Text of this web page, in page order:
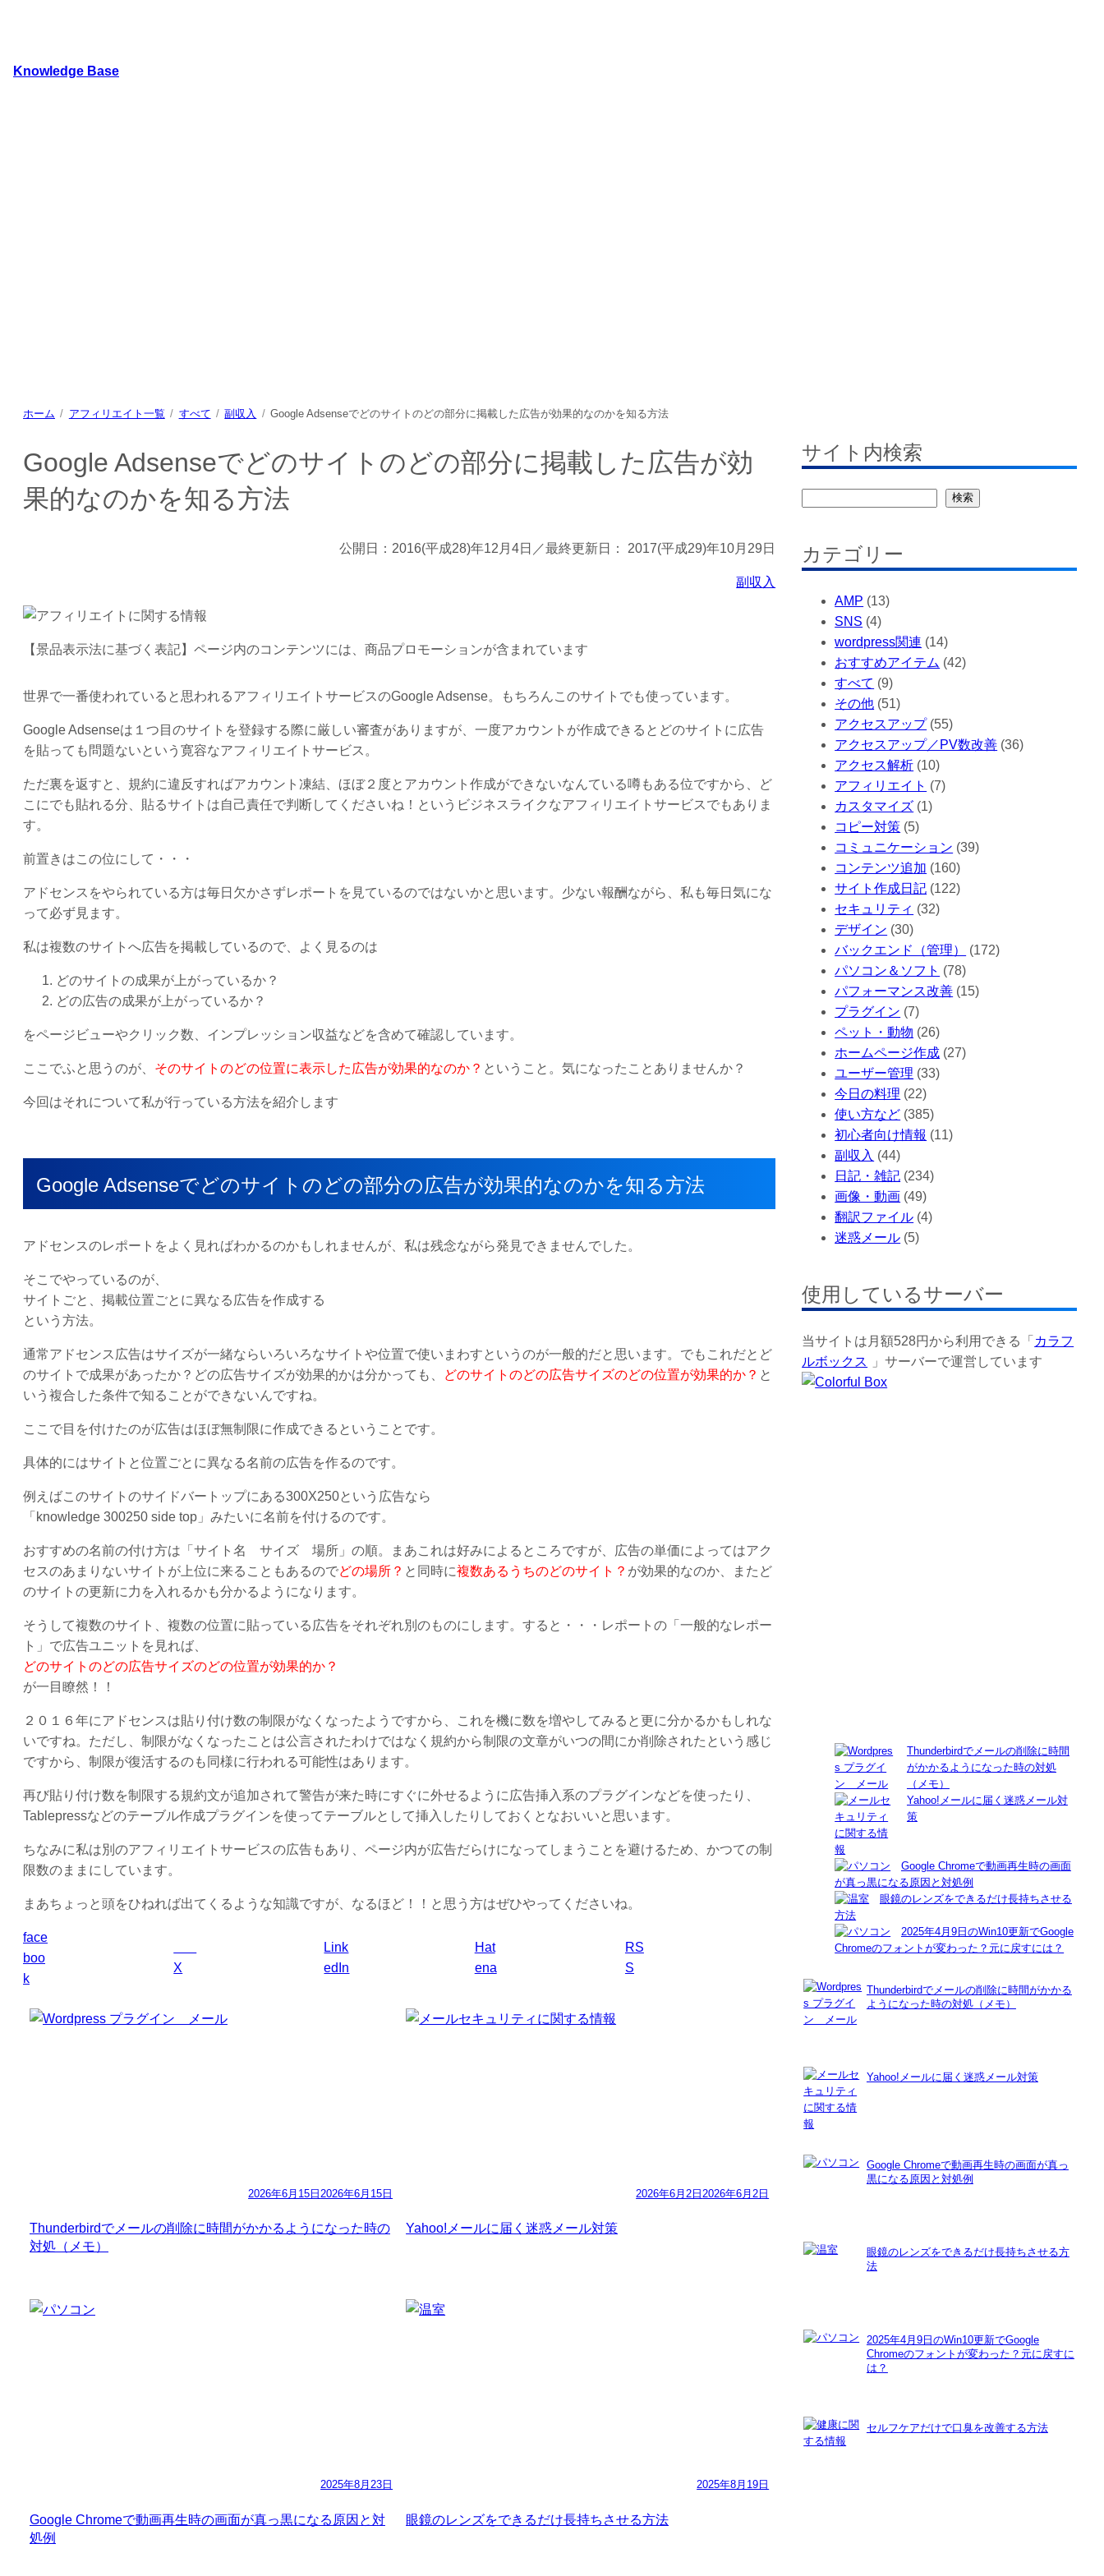
スKnowledge Base
ホーム アフィリエイト一覧 すべて 副収入 Google Adsenseでどのサイトのどの部分に掲載した広告が効果的なのかを知る方法
Google Adsenseでどのサイトのどの部分に掲載した広告が効
果的なのかを知る方法
公開日： 2016(平成28)年12月4日 ／最終更新日： 2017(平成29)年10月29日
副収入
【景品表示法に基づく表記】ページ内のコンテンツには、商品プロモーションが含まれています
世界で一番使われていると思われるアフィリエイトサービスのGoogle Adsense。もちろんこのサイトでも使っています。
Google Adsenseは１つ目のサイトを登録する際に厳しい審査がありますが、一度アカウントが作成できるとどのサイトに広告
を貼っても問題ないという寛容なアフィリエイトサービス。
ただ裏を返すと、規約に違反すればアカウント凍結、ほぼ２度とアカウント作成ができないなんている噂もある位ですから、ど
こにでも貼れる分、貼るサイトは自己責任で判断してくださいね！というビジネスライクなアフィリエイトサービスでもありま
す。
前置きはこの位にして・・・
アドセンスをやられている方は毎日欠かさずレポートを見ているのではないかと思います。少ない報酬ながら、私も毎日気にな
って必ず見ます。
私は複数のサイトへ広告を掲載しているので、よく見るのは
どのサイトの成果が上がっているか？
どの広告の成果が上がっているか？
をページビューやクリック数、インプレッション収益などを含めて確認しています。
ここでふと思うのが、 そのサイトのどの位置に表示した広告が効果的なのか？ ということ。気になったことありませんか？
今回はそれについて私が行っている方法を紹介します
Google Adsenseでどのサイトのどの部分の広告が効果的なのかを知る方法
アドセンスのレポートをよく見ればわかるのかもしれませんが、私は残念ながら発見できませんでした。
そこでやっているのが、
サイトごと、掲載位置ごとに異なる広告を作成する
という方法。
通常アドセンス広告はサイズが一緒ならいろいろなサイトや位置で使いまわすというのが一般的だと思います。でもこれだとど
のサイトで成果があったか？どの広告サイズが効果的かは分かっても、
どのサイトのどの広告サイズのどの位置が効果的か？ と
いう複合した条件で知ることができないんですね。
ここで目を付けたのが広告はほぼ無制限に作成できるということです。
具体的にはサイトと位置ごとに異なる名前の広告を作るのです。
例えばこのサイトのサイドバートップにある300X250という広告なら
「knowledge 300250 side top」みたいに名前を付けるのです。
おすすめの名前の付け方は「サイト名 サイズ 場所」の順。まあこれは好みによるところですが、広告の単価によってはアク
セスのあまりないサイトが上位に来ることもあるのでどの場所？ と同時に複数あるうちのどのサイト？ が効果的なのか、またど
のサイトの更新に力を入れるかも分かるようになります。
そうして複数のサイト、複数の位置に貼っている広告をそれぞれ別のものにします。すると・・・レポートの「一般的なレポー
ト」で広告ユニットを見れば、
どのサイトのどの広告サイズのどの位置が効果的か？
が一目瞭然！！
２０１６年にアドセンスは貼り付け数の制限がなくなったようですから、これを機に数を増やしてみると更に分かるかもしれな
いですね。ただし、制限がなくなったことは公言されたわけではなく規約から制限の文章がいつの間にか削除されたという感じ
ですから、制限が復活するのも同様に行われる可能性はあります。
再び貼り付け数を制限する規約文が追加されて警告が来た時にすぐに外せるように広告挿入系のプラグインなどを使ったり、
Tablepressなどのテーブル作成プラグインを使ってテーブルとして挿入したりしておくとなおいいと思います。
ちなみに私は別のアフィリエイトサービスの広告もあり、ページ内が広告だらけになってしまうことを避けるため、かつての制
限数のままにしています。
まあちょっと頭をひねれば出てくるような知識ですが、なるほど！！と思う方はぜひやってくださいね。
face
boo
k
X
Link
edIn
Hat
ena
RS
S
2026年6月15日 2026年6月15日
Thunderbirdでメールの削除に時間がかかるようになった時の
対処（メモ）
2026年6月2日 2026年6月2日
Yahoo!メールに届く迷惑メール対策
2025年8月23日
Google Chromeで動画再生時の画面が真っ黒になる原因と対
処例
2025年8月19日
眼鏡のレンズをできるだけ長持ちさせる方法
サイト内検索
検索
カテゴリー
AMP (13)
SNS (4)
wordpress関連 (14)
おすすめアイテム (42)
すべて (9)
その他 (51)
アクセスアップ(55)
アクセスアップ／PV数改善 (36)
アクセス解析 (10)
アフィリエイト (7)
カスタマイズ (1)
コピー対策 (5)
コミュニケーション (39)
コンテンツ追加 (160)
サイト作成日記 (122)
セキュリティ (32)
デザイン (30)
バックエンド（管理）
(172)
パソコン＆ソフト (78)
パフォーマンス改善 (15)
プラグイン (7)
ペット・動物 (26)
ホームページ作成 (27)
ユーザー管理 (33)
今日の料理 (22)
使い方など (385)
初心者向け情報 (11)
副収入 (44)
日記・雑記 (234)
画像・動画 (49)
翻訳ファイル (4)
迷惑メール (5)
使用しているサーバー
当サイトは月額528円から利用できる「 カラフ
ルボックス
」サーバーで運営しています
Thunderbirdでメールの削除に時間
がかかるようになった時の対処
（メモ）
Yahoo!メールに届く迷惑メール対
策
Google Chromeで動画再生時の画面
が真っ黒になる原因と対処例
眼鏡のレンズをできるだけ長持ちさせる
方法
2025年4月9日のWin10更新でGoogle
Chromeのフォントが変わった？元に戻すには？
Thunderbirdでメールの削除に時間がかかる
ようになった時の対処（メモ）
Yahoo!メールに届く迷惑メール対策
Google Chromeで動画再生時の画面が真っ
黒になる原因と対処例
眼鏡のレンズをできるだけ長持ちさせる方
法
2025年4月9日のWin10更新でGoogle
Chromeのフォントが変わった？元に戻すに
は？
セルフケアだけで口臭を改善する方法